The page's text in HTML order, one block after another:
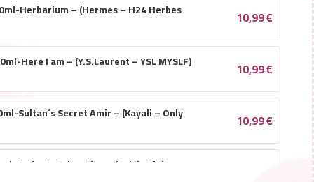
Herbarium – (Hermes – H24 Herbes 10,99€
Here I am – (Y.S.Laurent – YSL MYSLF) 10,99€
Sultan´s Secret Amir – (Kayali – Only 10,99€
Entirety Relaxation – (Calvin Klein –